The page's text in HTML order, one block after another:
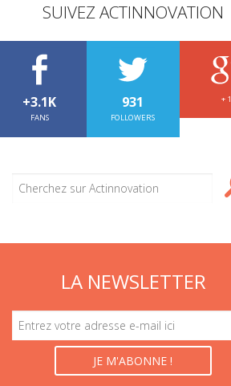
SUIVEZ ACTINNOVATION
+3.1K
FANS
931
FOLLOWERS
+ 1
LA NEWSLETTER